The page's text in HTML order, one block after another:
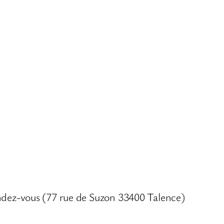
G
vous (77 rue de Suzon 33400 Talence)